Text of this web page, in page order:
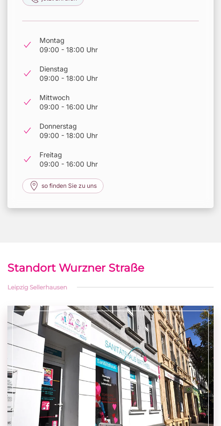
Montag
09:00 - 18:00 Uhr
Dienstag
09:00 - 18:00 Uhr
Mittwoch
09:00 - 16:00 Uhr
Donnerstag
09:00 - 18:00 Uhr
Freitag
09:00 - 16:00 Uhr
so finden Sie zu uns
Standort Wurzner Straße
Leipzig Sellerhausen